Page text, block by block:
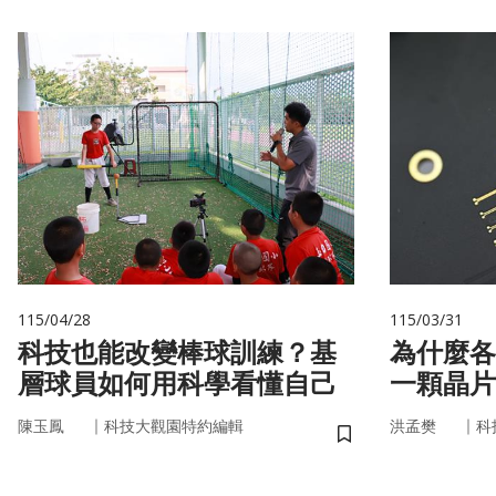
115/04/28
科技也能改變棒球訓練？基
層球員如何用科學看懂自己
陳玉鳳 ｜ 科技大觀園特約編輯
儲存書籤
115/03/31
為什麼
一顆晶
嗎？
洪孟樊 ｜ 科